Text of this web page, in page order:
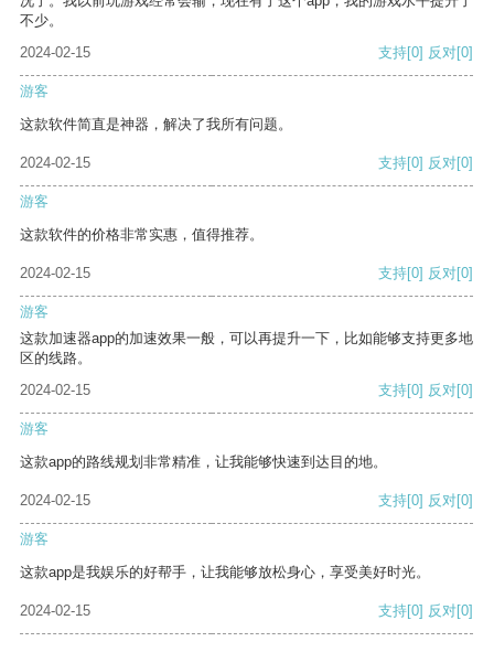
不少。
2024-02-15
支持[0] 反对[0]
游客
这款软件简直是神器，解决了我所有问题。
2024-02-15 支持[0] 反对[0]
游客
这款软件的价格非常实惠，值得推荐。
2024-02-15 支持[0] 反对[0]
游客
这款加速器app的加速效果一般，可以再提升一下，比如能够支持更多地
区的线路。
2024-02-15
支持[0] 反对[0]
游客
这款app的路线规划非常精准，让我能够快速到达目的地。
2024-02-15 支持[0] 反对[0]
游客
这款app是我娱乐的好帮手，让我能够放松身心，享受美好时光。
2024-02-15 支持[0] 反对[0]